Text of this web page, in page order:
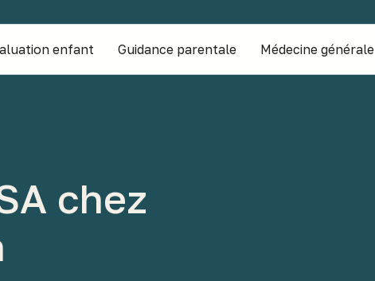
enfant Guidance parentale Médecine générale
chez